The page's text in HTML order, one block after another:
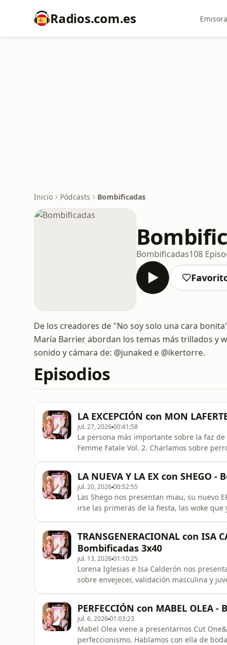
Radios.com.es
Inicio Pódcasts Bombificadas
Bombificadas108
De los creadores de "No soy solo una cara
María Barrier abordan los temas más trillados y
sonido y cámara de: @junaked e @ikertorre.
Episodios
LA EXCEPCIÓN con MON
jul. 27, 202600:41:58
La persona más importante sobre la faz
Femme Fatale Vol. 2. Charlamos sobre
LA NUEVA Y LA EX con SHEGO -
jul. 20, 202600:52:55
Las Shego nos presentan miau, su nuevo
irse las primeras de la fiesta, las woke
TRANSGENERACIONAL con ISA
Bombificadas 3x40
jul. 13, 202601:10:25
Lorena Iglesias e Isa Calderón nos
sobre envejecer, validación masculina y
PERFECCIÓN con MABEL OLEA
jul. 6, 202601:03:23
Mabel Olea viene a presentarnos Cut
perfeccionismo. Hablamos con ella de